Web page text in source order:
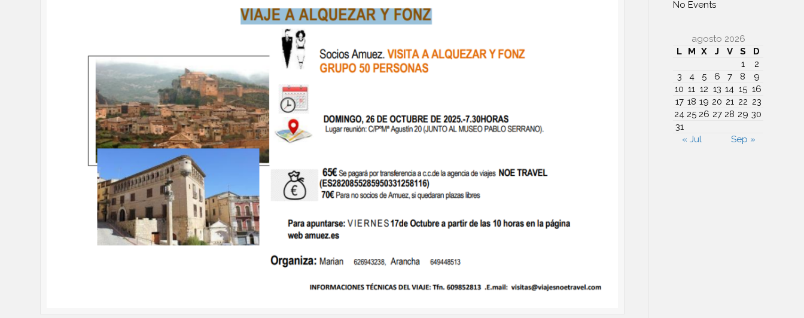
No Events
agosto 2026
L
M X J V S
D
1
2
3
4 5 6 7 8
9
10 11 12 13 14 15 16
17 18 19 20 21 22 23
24 25 26 27 28 29 30
31
« Jul
Sep »